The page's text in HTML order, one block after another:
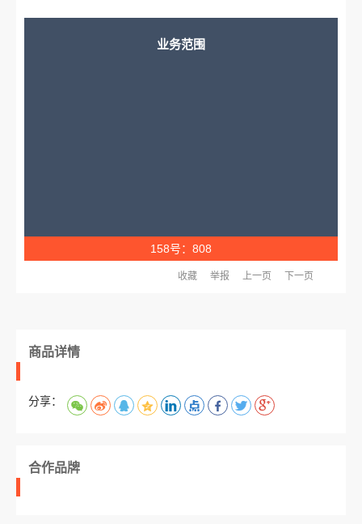
业务范围
158号：808
收藏 举报 上一页 下一页
商品详情
分享：
合作品牌